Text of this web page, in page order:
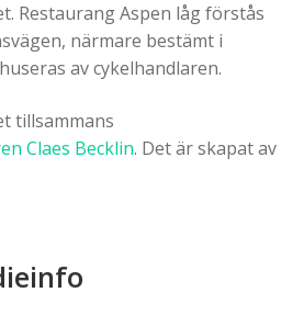
Restaurang Aspen låg förstås
närmare bestämt i
av cykelhandlaren.
tillsammans
Claes Becklin. Det är skapat av